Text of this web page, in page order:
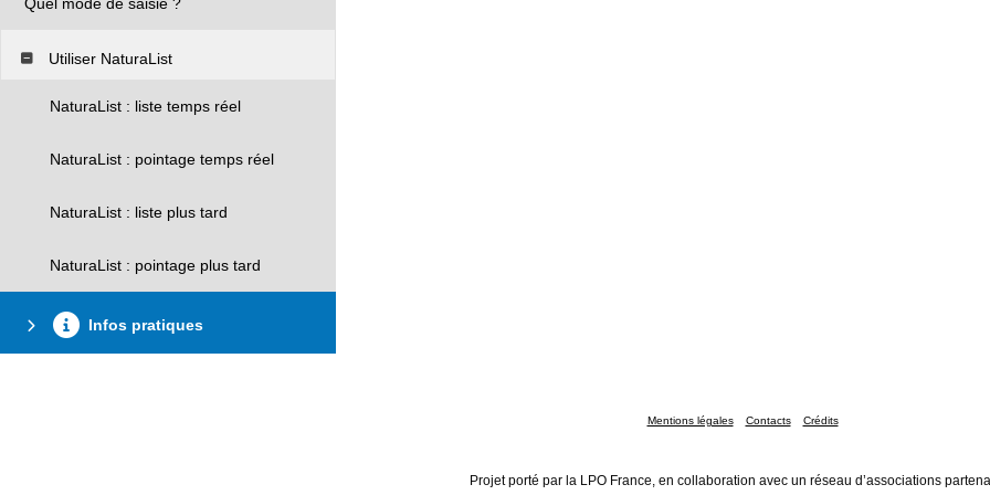
Utiliser NaturaList
NaturaList : liste temps réel
NaturaList : pointage temps réel
NaturaList : liste plus tard
NaturaList : pointage plus tard
Infos pratiques
Mentions légales Contacts Crédits
Projet porté par la LPO France, en collaboration avec un réseau d’associations